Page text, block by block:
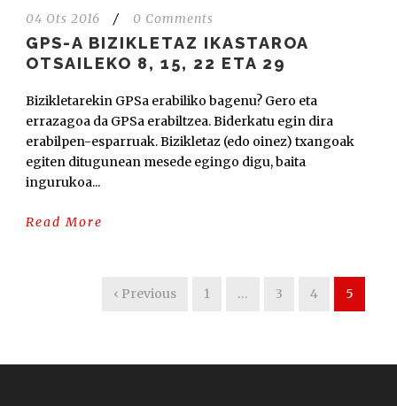
04 Ots 2016 / 0 Comments
GPS-A BIZIKLETAZ IKASTAROA
OTSAILEKO 8, 15, 22 ETA 29
Bizikletarekin GPSa erabiliko bagenu? Gero eta
errazagoa da GPSa erabiltzea. Biderkatu egin dira
erabilpen-esparruak. Bizikletaz (edo oinez) txangoak
egiten ditugunean mesede egingo digu, baita
ingurukoa...
Read More
‹ Previous 1 … 3 4 5